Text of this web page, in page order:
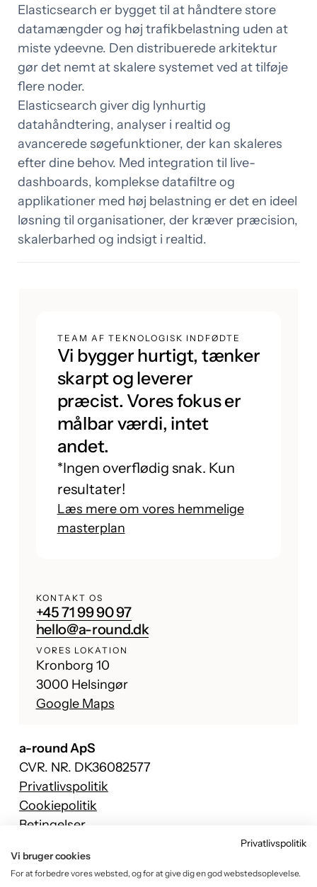
Elasticsearch er bygget til at håndtere store
datamængder og høj trafikbelastning uden at
miste ydeevne. Den distribuerede arkitektur
gør det nemt at skalere systemet ved at tilføje
flere noder.
Elasticsearch giver dig lynhurtig
datahåndtering, analyser i realtid og
avancerede søgefunktioner, der kan skaleres
efter dine behov. Med integration til live-
dashboards, komplekse datafiltre og
applikationer med høj belastning er det en ideel
løsning til organisationer, der kræver præcision,
skalerbarhed og indsigt i realtid.
TEAM AF TEKNOLOGISK INDFØDTE
Vi bygger hurtigt, tænker
skarpt og leverer
præcist. Vores fokus er
målbar værdi, intet
andet.
*Ingen overflødig snak. Kun
resultater!
Læs mere om vores hemmelige
masterplan
KONTAKT OS
+45 71 99 90 97
hello@a-round.dk
VORES LOKATION
Kronborg 10
3000 Helsingør
Google Maps
a-round ApS
CVR. NR. DK36082577
Privatlivspolitik
Cookiepolitik
Betingelser
Facebook
Instagram
Privatlivspolitik
Vi bruger cookies
For at forbedre vores websted, og for at give dig en god webstedsoplevelse.